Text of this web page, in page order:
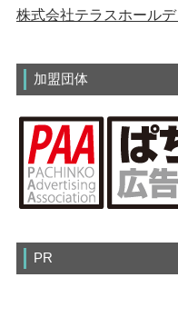
株式会社テラスホール
加盟団体
PR